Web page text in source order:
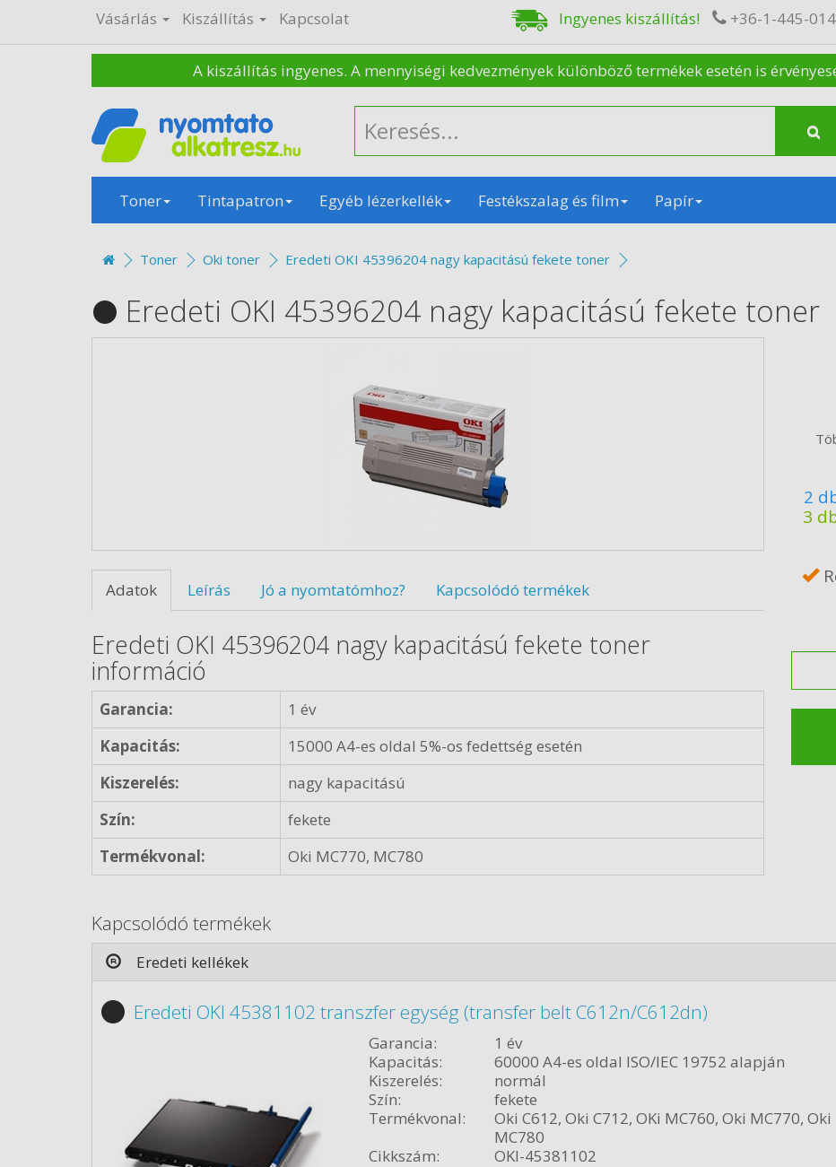
Vásárlás Kiszállítás Kapcsolat Ingyenes kiszállítás! +36-1-445-
A kiszállítás ingyenes. A mennyiségi kedvezmények különböző termékek esetén is
Toner Tintapatron Egyéb lézerkellék Festékszalag és film Papír
Toner Oki toner Eredeti OKI 45396204 nagy kapacitású fekete toner
Eredeti OKI 45396204 nagy kapacitású fekete toner
Adatok Leírás Jó a nyomtatómhoz? Kapcsolódó termékek
Eredeti OKI 45396204 nagy kapacitású fekete toner
információ
Garancia:
1 év
Kapacitás:
15000 A4-es oldal 5%-os fedettség esetén
Kiszerelés:
nagy kapacitású
Szín:
fekete
Termékvonal:
Oki MC770, MC780
2
3
Kapcsolódó termékek
Eredeti kellékek
Eredeti OKI 45381102 transzfer egység (transfer belt C612n/C612dn)
Garancia:
1 év
Kapacitás:
60000 A4-es oldal ISO/IEC 19752 alapján
Kiszerelés:
normál
Szín:
fekete
Termékvonal:
Oki C612, Oki C712, OKi MC760, Oki MC770, Oki
MC780
Cikkszám:
OKI-45381102